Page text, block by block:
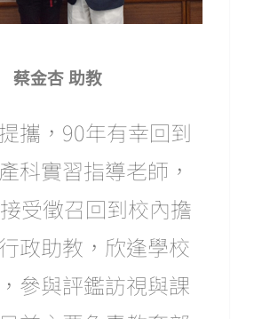
蔡金杏 助教
攜，90年有幸回到
科實習指導老師，
受徵召回到校內擔
政助教，欣逢學校
參與評鑑訪視與課